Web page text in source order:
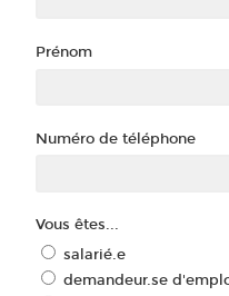
Prénom
Numéro de téléphone
Vous êtes...
salarié.e
demandeur.se